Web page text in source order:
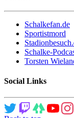
Schalkefan.de
Sportistmord
Schalke-
Torsten
Social Links